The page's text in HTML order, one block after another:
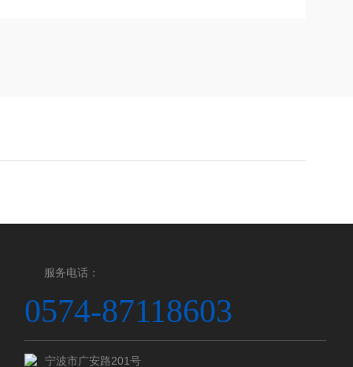
服务电话：
0574-87118603
宁波市广安路201号